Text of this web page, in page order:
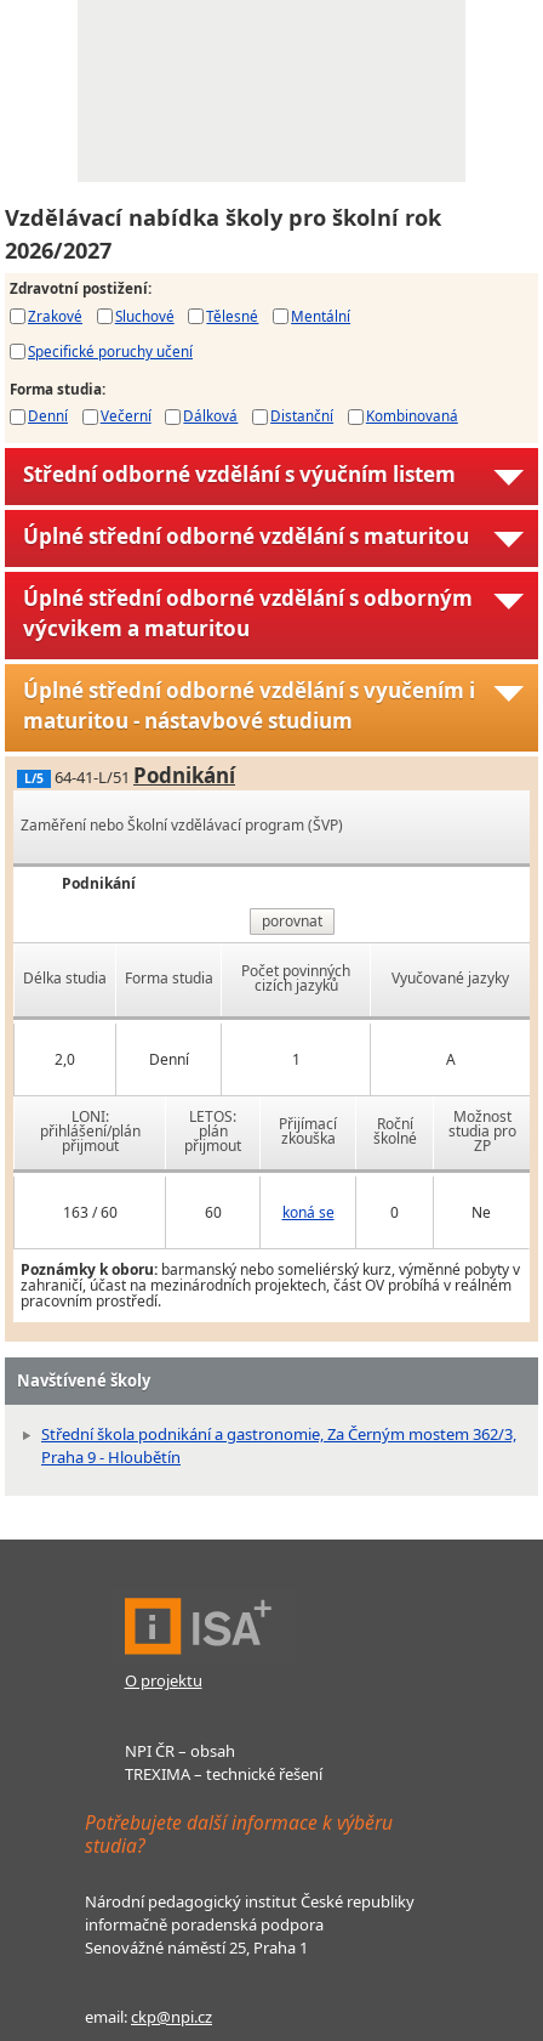
Vzdělávací nabídka školy pro školní rok
2026/2027
Zdravotní postižení:
Zrakové
Sluchové Tělesné
Mentální
Specifické poruchy učení
Forma studia:
Denní
Večerní Dálková Distanční Kombinovaná
Střední odborné vzdělání s výučním listem
Úplné střední odborné vzdělání s maturitou
Úplné střední odborné vzdělání s odborným
výcvikem a maturitou
Úplné střední odborné vzdělání s vyučením i
maturitou - nástavbové studium
L/5 64-41-L/51 Podnikání
Zaměření nebo Školní vzdělávací program (ŠVP)
Podnikání
porovnat
Délka studia Forma studia Počet povinných
cizích jazyků Vyučované jazyky
2,0 Denní 1 A
LONI:
přihlášení/plán
přijmout
LETOS:
plán
přijmout
Přijímací
zkouška
Roční
školné
Možnost
studia pro
ZP
163 / 60 60 koná se 0 Ne
Poznámky k oboru: barmanský nebo someliérský kurz, výměnné pobyty v
zahraničí, účast na mezinárodních projektech, část OV probíhá v reálném
pracovním prostředí.
Navštívené školy
Střední škola podnikání a gastronomie, Za Černým mostem 362/3,
Praha 9 - Hloubětín
O projektu
NPI ČR – obsah
TREXIMA – technické řešení
Potřebujete další informace k výběru
studia?
Národní pedagogický institut České republiky
informačně poradenská podpora
Senovážné náměstí 25, Praha 1
email:ckp@npi.cz